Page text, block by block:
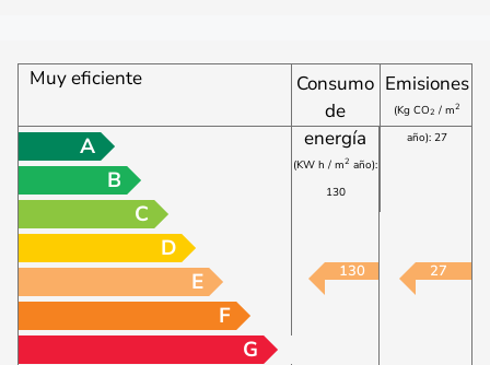
Muy eficiente
Consumo
de
energía
(KW h / m2 año):
130
Emisiones
(Kg CO2 / m2
año): 27
A
B
C
D
E
F
G
130 27